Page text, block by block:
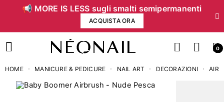
📢 MORE IS LESS sugli smalti semipermanenti
ACQUISTA ORA
0
HOME MANICURE & PEDICURE NAIL ART DECORAZIONI